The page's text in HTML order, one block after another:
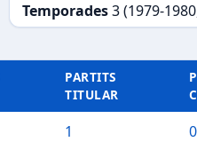
Temporades3 (1979-
PARTITS
TITULAR
1 0